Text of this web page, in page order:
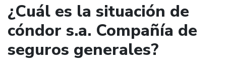
¿Cuál es la situación de
cóndor s.a. Compañía de
seguros generales?